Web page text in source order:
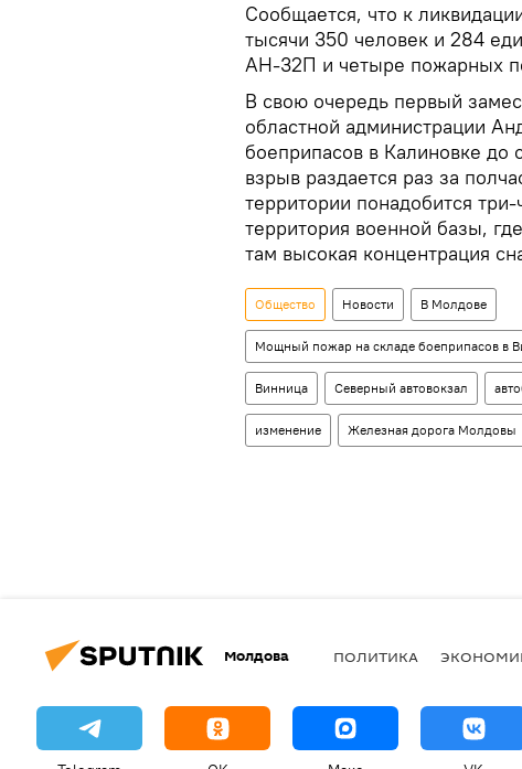
Сообщается, что к
тысячи 350 человек и 284
АН-32П и четыре пожарных
В свою очередь первый
областной администрации
боеприпасов в Калиновке
взрыв раздается раз за
территории понадобится
территория военной базы,
там высокая концентрация
Общество Новости В Молдове
Мощный пожар на складе боеприпасов в
Винница Северный автовокзал
изменение Железная дорога Молдовы
Молдова ПОЛИТИКА